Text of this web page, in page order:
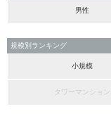
男性
規模別ランキング
小規模
タワーマンション